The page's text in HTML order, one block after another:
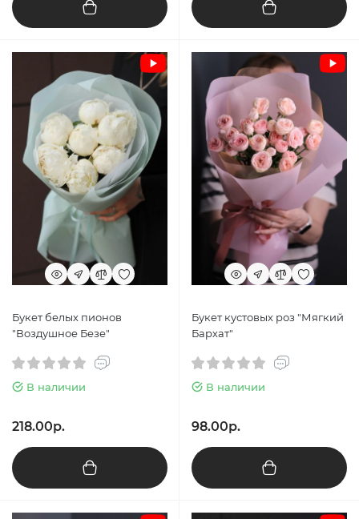
Букет белых пионов
"Воздушное Безе"
В наличии
218.00р.
Букет кустовых роз "Мягкий
Бархат"
В наличии
98.00р.